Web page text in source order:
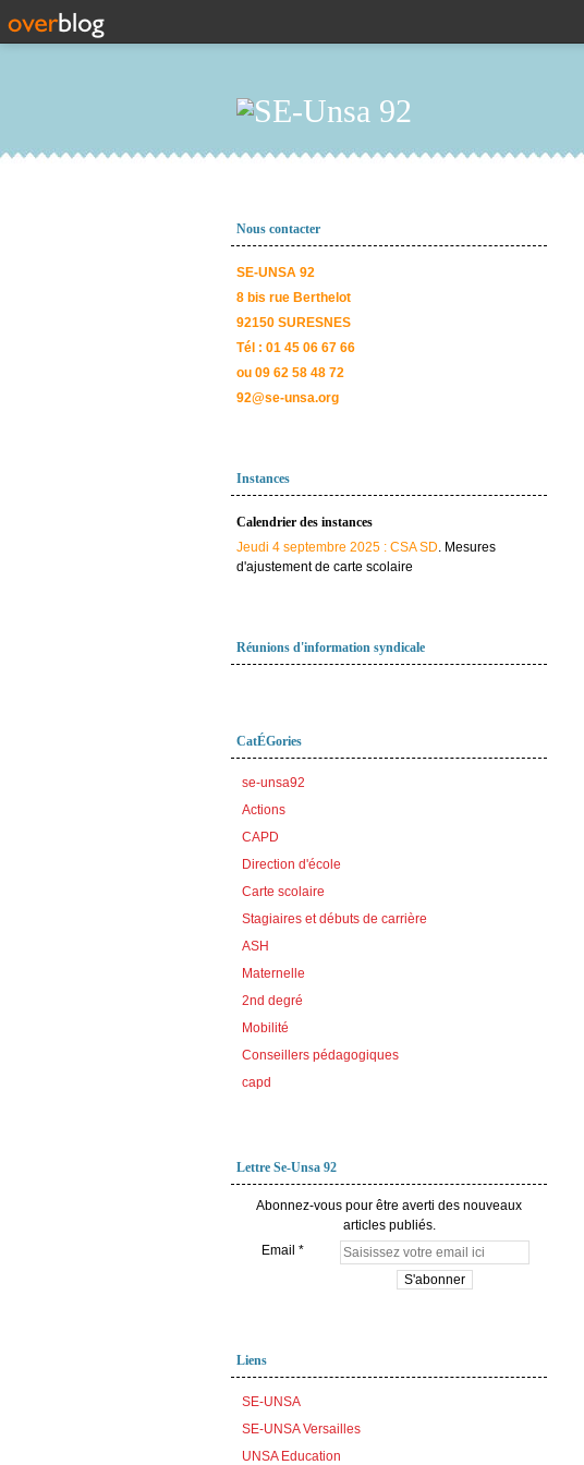
Nous contacter
SE-UNSA 92
8 bis rue Berthelot
92150 SURESNES
Tél : 01 45 06 67 66
ou 09 62 58 48 72
92@se-unsa.org
Instances
Calendrier des instances
Jeudi 4 septembre 2025 : CSA SD. Mesures
d'ajustement de carte scolaire
Réunions d'information syndicale
CatÉGories
se-unsa92
Actions
CAPD
Direction d'école
Carte scolaire
Stagiaires et débuts de carrière
ASH
Maternelle
2nd degré
Mobilité
Conseillers pédagogiques
capd
Lettre Se-Unsa 92
Abonnez-vous pour être averti des nouveaux
articles publiés.
Email
Liens
SE-UNSA
SE-UNSA Versailles
UNSA Education